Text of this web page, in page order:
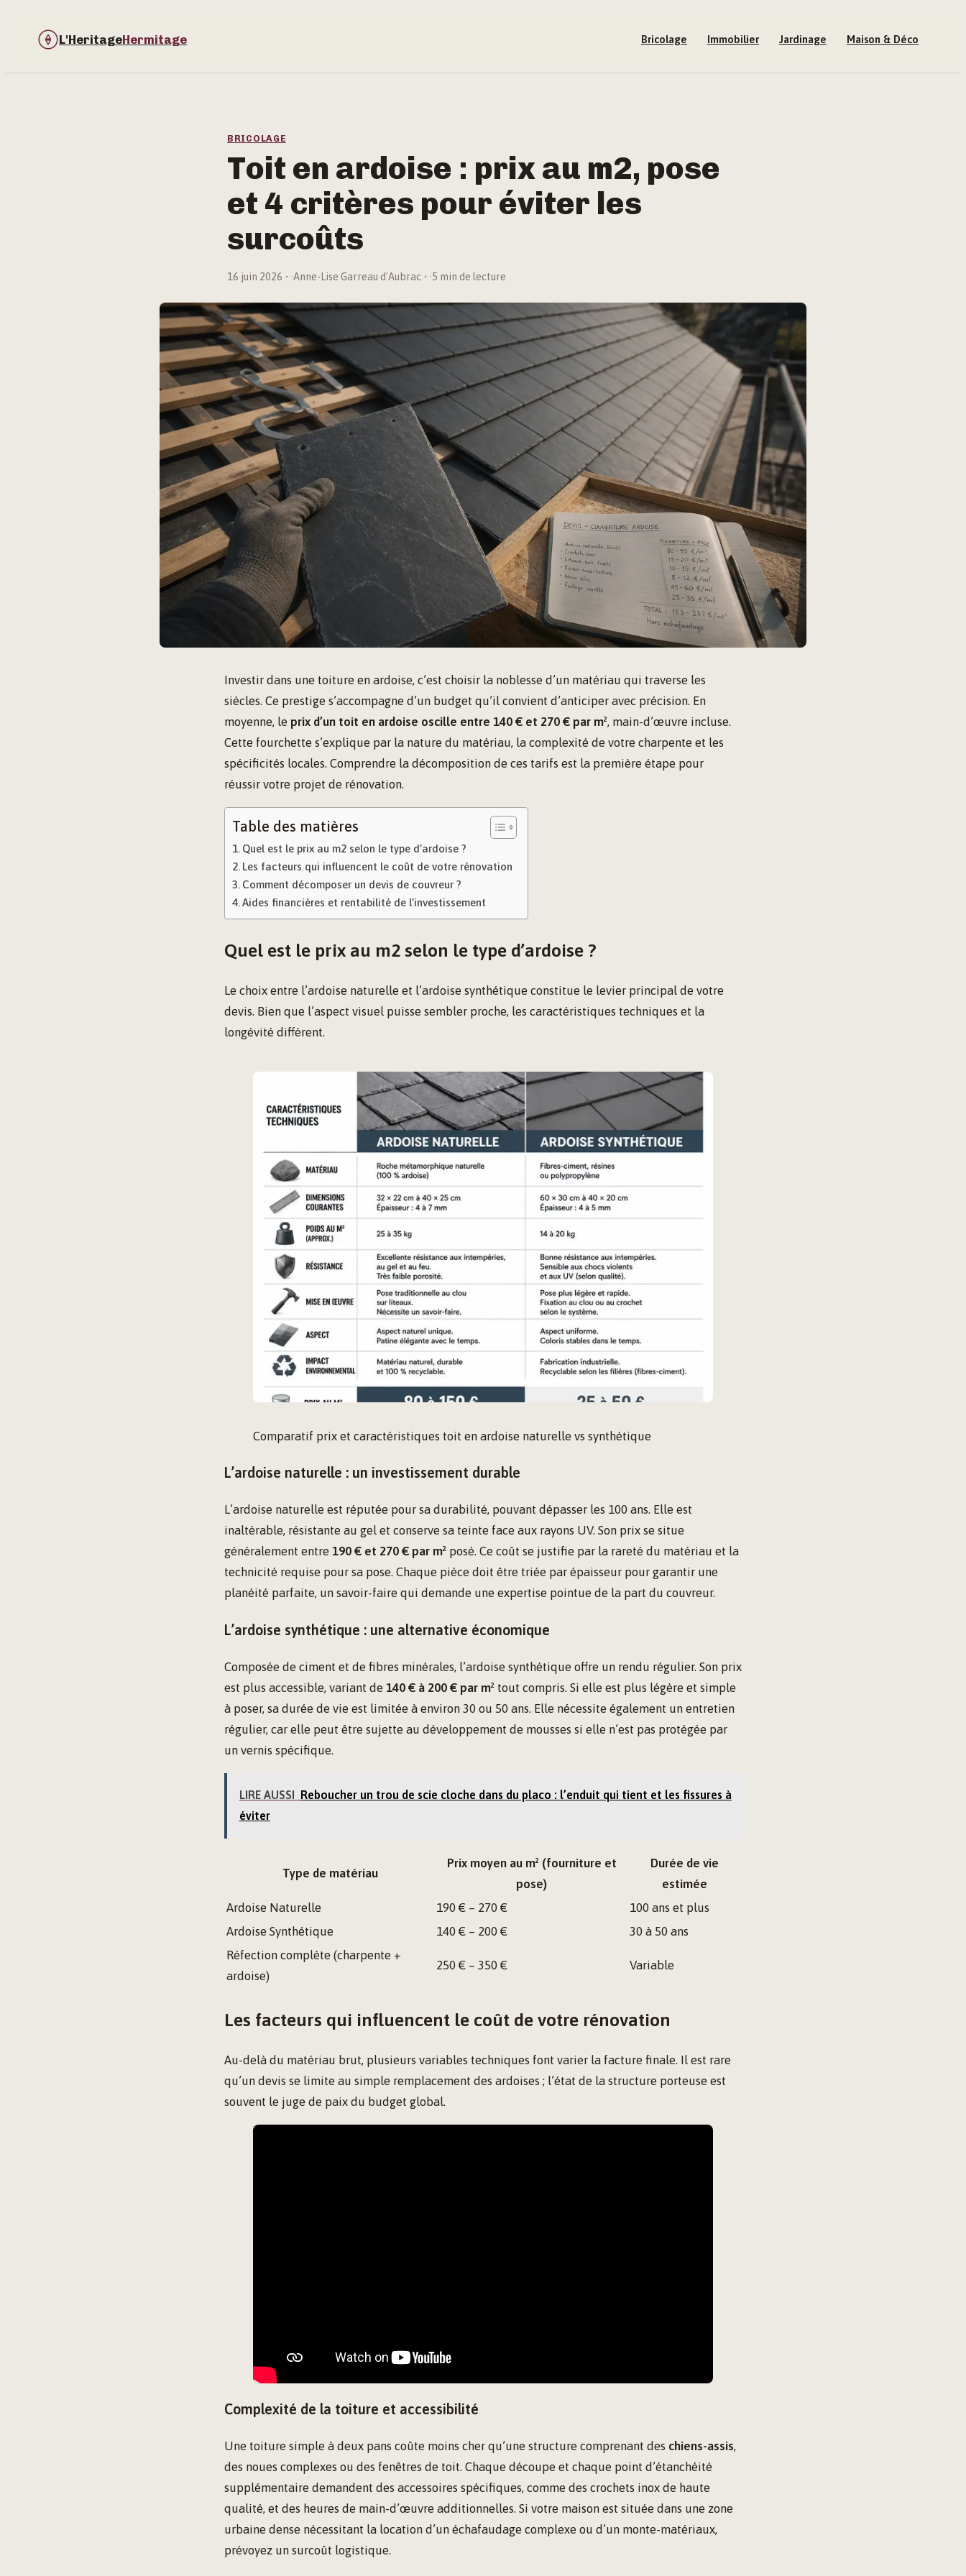
L'HeritageHermitage Bricolage Immobilier Jardinage Maison & Déco
BRICOLAGE
Toit en ardoise : prix au m2, pose
et 4 critères pour éviter les
surcoûts
16 juin 2026 ·Anne-Lise Garreau d'Aubrac ·5 min de lecture
Investir dans une toiture en ardoise, c’est choisir la noblesse d’un matériau qui traverse les
siècles. Ce prestige s’accompagne d’un budget qu’il convient d’anticiper avec précision. En
moyenne, le prix d’un toit en ardoise oscille entre 140 € et 270 € par m², main-d’œuvre incluse.
Cette fourchette s’explique par la nature du matériau, la complexité de votre charpente et les
spécificités locales. Comprendre la décomposition de ces tarifs est la première étape pour
réussir votre projet de rénovation.
Table des matières
Quel est le prix au m2 selon le type d’ardoise ?
Les facteurs qui influencent le coût de votre rénovation
Comment décomposer un devis de couvreur ?
Aides financières et rentabilité de l’investissement
Quel est le prix au m2 selon le type d’ardoise ?
Le choix entre l’ardoise naturelle et l’ardoise synthétique constitue le levier principal de votre
devis. Bien que l’aspect visuel puisse sembler proche, les caractéristiques techniques et la
longévité diffèrent.
Comparatif prix et caractéristiques toit en ardoise naturelle vs synthétique
L’ardoise naturelle : un investissement durable
L’ardoise naturelle est réputée pour sa durabilité, pouvant dépasser les 100 ans. Elle est
inaltérable, résistante au gel et conserve sa teinte face aux rayons UV. Son prix se situe
généralement entre 190 € et 270 € par m² posé. Ce coût se justifie par la rareté du matériau et la
technicité requise pour sa pose. Chaque pièce doit être triée par épaisseur pour garantir une
planéité parfaite, un savoir-faire qui demande une expertise pointue de la part du couvreur.
L’ardoise synthétique : une alternative économique
Composée de ciment et de fibres minérales, l’ardoise synthétique offre un rendu régulier. Son prix
est plus accessible, variant de 140 € à 200 € par m² tout compris. Si elle est plus légère et simple
à poser, sa durée de vie est limitée à environ 30 ou 50 ans. Elle nécessite également un entretien
régulier, car elle peut être sujette au développement de mousses si elle n’est pas protégée par
un vernis spécifique.
LIRE AUSSI
Reboucher un trou de scie cloche dans du placo : l’enduit qui tient et les fissures à
éviter
Type de matériau
Prix moyen au m² (fourniture et
pose)
Durée de vie
estimée
Ardoise Naturelle
190 € – 270 €
100 ans et plus
Ardoise Synthétique
140 € – 200 €
30 à 50 ans
Réfection complète (charpente +
ardoise)
250 € – 350 € Variable
Les facteurs qui influencent le coût de votre rénovation
Au-delà du matériau brut, plusieurs variables techniques font varier la facture finale. Il est rare
qu’un devis se limite au simple remplacement des ardoises ; l’état de la structure porteuse est
souvent le juge de paix du budget global.
Complexité de la toiture et accessibilité
Une toiture simple à deux pans coûte moins cher qu’une structure comprenant des chiens-assis,
des noues complexes ou des fenêtres de toit. Chaque découpe et chaque point d’étanchéité
supplémentaire demandent des accessoires spécifiques, comme des crochets inox de haute
qualité, et des heures de main-d’œuvre additionnelles. Si votre maison est située dans une zone
urbaine dense nécessitant la location d’un échafaudage complexe ou d’un monte-matériaux,
prévoyez un surcoût logistique.